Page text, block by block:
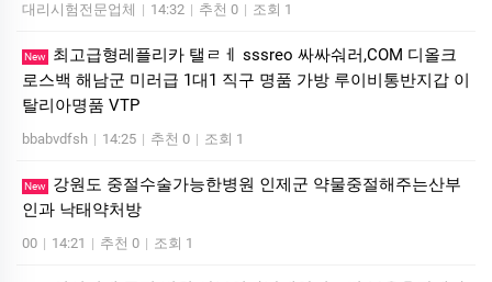
대리시험전문업체 | 14:32 | 추천 0 | 조회 1
New
최고급형레플리카 탤ㄹㅔ sssreo 싸싸숴러,COM 디올크
로스백 해남군 미러급 1대1 직구 명품 가방 루이비통반지갑 이
탈리아명품 VTP
bbabvdfsh | 14:25 | 추천 0 | 조회 1
New
강원도 중절수술가능한병원 인제군 약물중절해주는산부
인과 낙­태약처방
00 | 14:21 | 추천 0 | 조회 1